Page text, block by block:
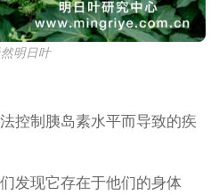
然明日叶
控制胰岛素水平而导致的疾
发现它存在于他们的身体